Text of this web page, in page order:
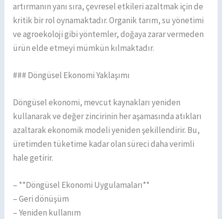
artırmanın yanı sıra, çevresel etkileri azaltmak için de
kritik bir rol oynamaktadır. Organik tarım, su yönetimi
ve agroekoloji gibi yöntemler, doğaya zarar vermeden
ürün elde etmeyi mümkün kılmaktadır.
### Döngüsel Ekonomi Yaklaşımı
Döngüsel ekonomi, mevcut kaynakları yeniden
kullanarak ve değer zincirinin her aşamasında atıkları
azaltarak ekonomik modeli yeniden şekillendirir. Bu,
üretimden tüketime kadar olan süreci daha verimli
hale getirir.
– **Döngüsel Ekonomi Uygulamaları**
– Geri dönüşüm
– Yeniden kullanım